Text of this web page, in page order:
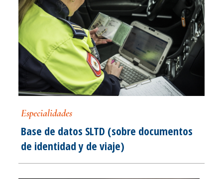
Especialidades
Base de datos SLTD (sobre documentos
de identidad y de viaje)